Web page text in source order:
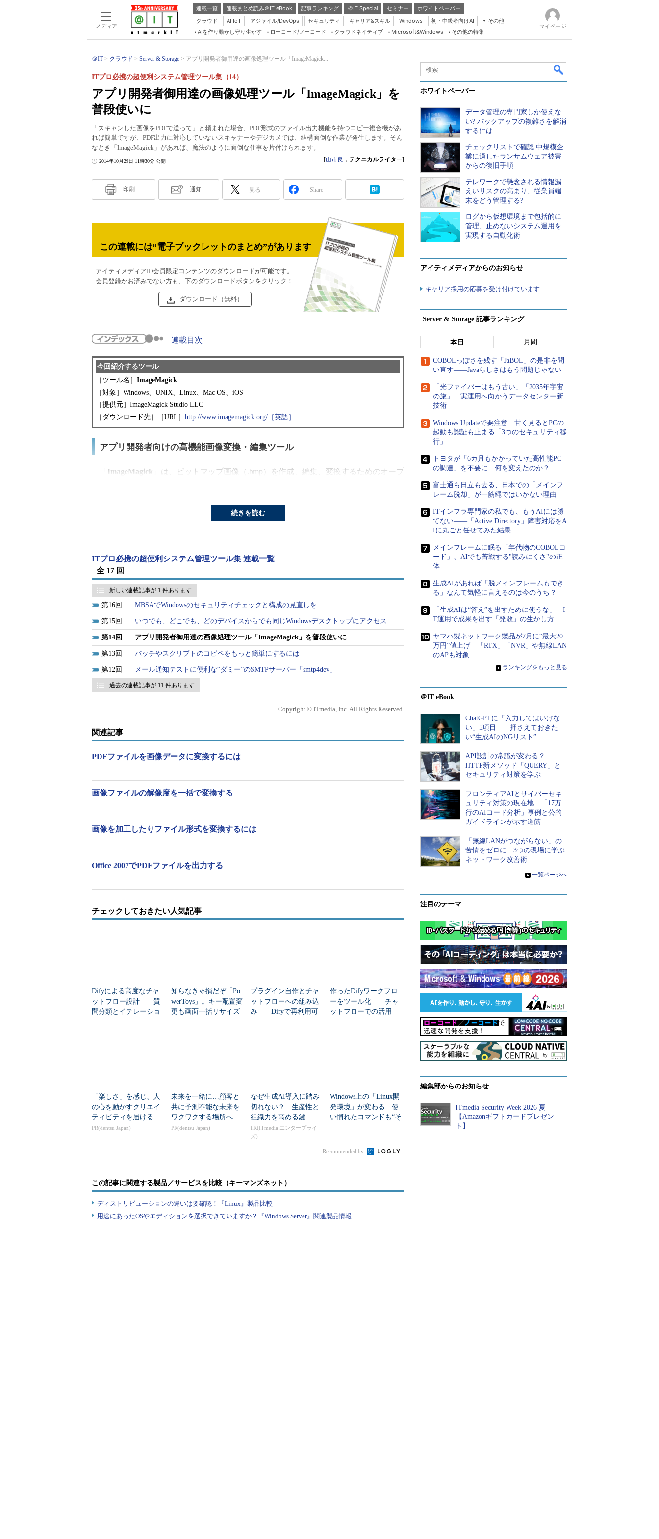
メディア
連載一覧 連載まとめ読み＠IT eBook 記事ランキング ＠IT Special セミナー
ホワイトペーパー
クラウド
AI IoT アジャイル/DevOps セキュリティ キャリア&スキル Windows 初・中級者向けAI
その他
Server & Storage
Java Agile
Database Expert
Linux ＆ OSS
Master of IP Network
Security & Trust
Test & Tools
AIを作り動かし守り生かす ローコード/ノーコード クラウドネイティブ Microsoft&Windows その他の特集
マイページ
＠IT クラウド Server & Storage アプリ開発者御用達の画像処理ツール「ImageMagick...
アプリ開発者御用達の画像処理ツール「ImageMagick」を
普段使いに
ITプロ必携の超便利システム管理ツール集（14）
「スキャンした画像をPDFで送って」と頼まれた場合、PDF形式のファイル出力機能を持つコピー複合機があ
れば簡単ですが、PDF出力に対応していないスキャナーやデジカメでは、結構面倒な作業が発生します。そん
なとき「ImageMagick」があれば、魔法のように面倒な仕事を片付けられます。
2014年10月29日 11時30分 公開 [山市良 ， テクニカルライター]
印刷 通知 見る Share
この連載には“電子ブックレットのまとめ”があります
アイティメディアID会員限定コンテンツのダウンロードが可能です。
会員登録がお済みでない方も、下のダウンロードボタンをクリック！
ダウンロード（無料）
連載目次
今回紹介するツール
［ツール名］ ImageMagick
［対象］Windows、UNIX、Linux、Mac OS、iOS
［提供元］ImageMagick Studio LLC
［ダウンロード先］［URL］ http://www.imagemagick.org/［英語］
アプリ開発者向けの高機能画像変換・編集ツール
「 ImageMagick 」は、ビットマップ画像（.bmp）を作成、編集、変換するためのオープ
ImageMagickは、BMPやGIF、PNG、JPEG、TIFFといった一般的な画像形式はもちろ
ん、PostScript、EPS、SVGといった特殊用途向けの画像形式や、PDFなどのドキュメント
これらの機能は「
利用できる他、C、C＋＋、COM＋（Windows）、Java、.NET（Windows）、Perl、PHP、
Pythonなど、さまざまなプログラミング言語から呼び出すことができます（
2）。
ール
ImageMagickのダウンロードページからは、Linux向けにはRed HatおよびCentOS向けの
RPMパッケージが用意されていますが、利用中のLinuxディストリビューションのリポジ
トリから、標準のソフトウェア管理ツールを利用して簡単にインストールできるはずで
追加されます。
ImageMagickの画像変換用の「convert.exe」は、Windowsのボリューム形式変換ツールで
ある「%Windir%\System32\convert.exe」と同名であることに注意してください。
続きを読む
ITプロ必携の超便利システム管理ツール集 連載一覧
全 17 回
新しい連載記事が 1 件あります
16 MBSAでWindowsのセキュリティチェックと構成の見直しを
15 いつでも、どこでも、どのデバイスからでも同じWindowsデスクトップにアクセス
14 アプリ開発者御用達の画像処理ツール「ImageMagick」を普段使いに
13 バッチやスクリプトのコピペをもっと簡単にするには
12 メール通知テストに便利な“ダミー”のSMTPサーバー「smtp4dev」
過去の連載記事が 11 件あります
Copyright © ITmedia, Inc. All Rights Reserved.
関連記事
PDFファイルを画像データに変換するには
画像ファイルの解像度を一括で変換する
画像を加工したりファイル形式を変換するには
Office 2007でPDFファイルを出力する
チェックしておきたい人気記事
Difyによる高度なチャ
ットフロー設計――質
問分類とイテレーショ
知らなきゃ損だぞ「Po
werToys」。キー配置変
更も画面一括リサイズ
プラグイン自作とチャ
ットフローへの組み込
み――Difyで再利用可
作ったDifyワークフロ
ーをツール化――チャ
ットフローでの活用
「楽しさ」を感じ、人
の心を動かすクリエイ
ティビティを届ける
PR(dentsu Japan)
未来を一緒に…顧客と
共に予測不能な未来を
ワクワクする場所へ
PR(dentsu Japan)
なぜ生成AI導入に踏み
切れない？ 生産性と
組織力を高める鍵
PR(ITmedia エンタープライ
ズ)
Windows上の「Linux開
発環境」が変わる 使
い慣れたコマンドも“そ
Recommended by
この記事に関連する製品／サービスを比較（キーマンズネット）
ディストリビューションの違いは要確認！『Linux』製品比較
用途にあったOSやエディションを選択できていますか？『Windows Server』関連製品情報
ホワイトペーパー
データ管理の専門家しか使えな
い? バックアップの複雑さを解消
するには
チェックリストで確認:中規模企
業に適したランサムウェア被害
からの復旧手順
テレワークで懸念される情報漏
えいリスクの高まり、従業員端
末をどう管理する?
ログから仮想環境まで包括的に
管理、止めないシステム運用を
実現する自動化術
アイティメディアからのお知らせ
キャリア採用の応募を受け付けています
Server & Storage 記事ランキング
本日 月間
COBOLっぽさを残す「JaBOL」の是非を問
い直す――Javaらしさはもう問題じゃない
「光ファイバーはもう古い」「2035年宇宙
の旅」 実運用へ向かうデータセンター新
技術
Windows Updateで要注意 甘く見るとPCの
起動も認証も止まる「3つのセキュリティ移
行」
トヨタが「6カ月もかかっていた高性能PC
の調達」を不要に 何を変えたのか？
富士通も日立も去る、日本での「メインフ
レーム脱却」が一筋縄ではいかない理由
ITインフラ専門家の私でも、もうAIには勝
てない――「Active Directory」障害対応をA
Iに丸ごと任せてみた結果
メインフレームに眠る「年代物のCOBOLコ
ード」、AIでも苦戦する"読みにくさ"の正
体
生成AIがあれば「脱メインフレームもでき
る」なんて気軽に言えるのは今のうち？
「生成AIは“答え”を出すために使うな」 I
T運用で成果を出す「発散」の生かし方
ヤマハ製ネットワーク製品が7月に“最大20
万円”値上げ 「RTX」「NVR」や無線LAN
のAPも対象
» ランキングをもっと見る
＠IT eBook
ChatGPTに「入力してはいけな
い」5項目――押さえておきた
い“生成AIのNGリスト”
API設計の常識が変わる？
HTTP新メソッド「QUERY」と
セキュリティ対策を学ぶ
フロンティアAIとサイバーセキ
ュリティ対策の現在地 「17万
行のAIコード分析」事例と公的
ガイドラインが示す道筋
「無線LANがつながらない」の
苦情をゼロに 3つの現場に学ぶ
ネットワーク改善術
» 一覧ページへ
注目のテーマ
編集部からのお知らせ
ITmedia Security Week 2026 夏
【Amazonギフトカードプレゼン
ト】